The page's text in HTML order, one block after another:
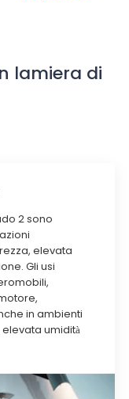
lamiera di
2 sono
elevata
Gli usi
in ambienti
umidità